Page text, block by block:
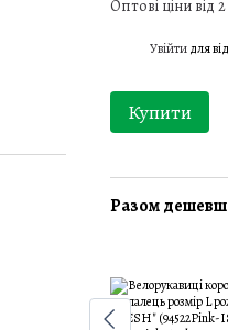
Оптові ціни від
Увійтидля
Купити
Разом